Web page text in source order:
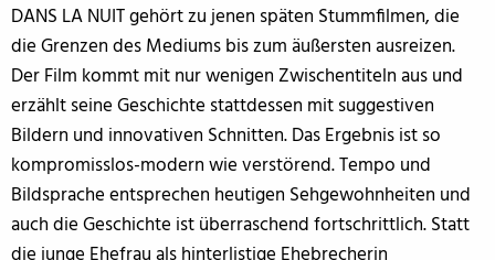
DANS LA NUIT gehört zu jenen späten Stummfilmen, die
die Grenzen des Mediums bis zum äußersten ausreizen.
Der Film kommt mit nur wenigen Zwischentiteln aus und
erzählt seine Geschichte stattdessen mit suggestiven
Bildern und innovativen Schnitten. Das Ergebnis ist so
kompromisslos-modern wie verstörend. Tempo und
Bildsprache entsprechen heutigen Sehgewohnheiten und
auch die Geschichte ist überraschend fortschrittlich. Statt